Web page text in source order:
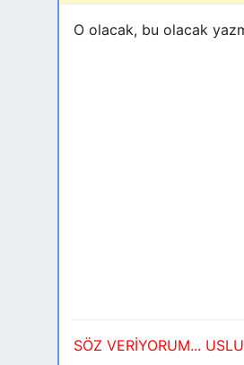
O olacak, bu olacak
SÖZ VERİYORUM...